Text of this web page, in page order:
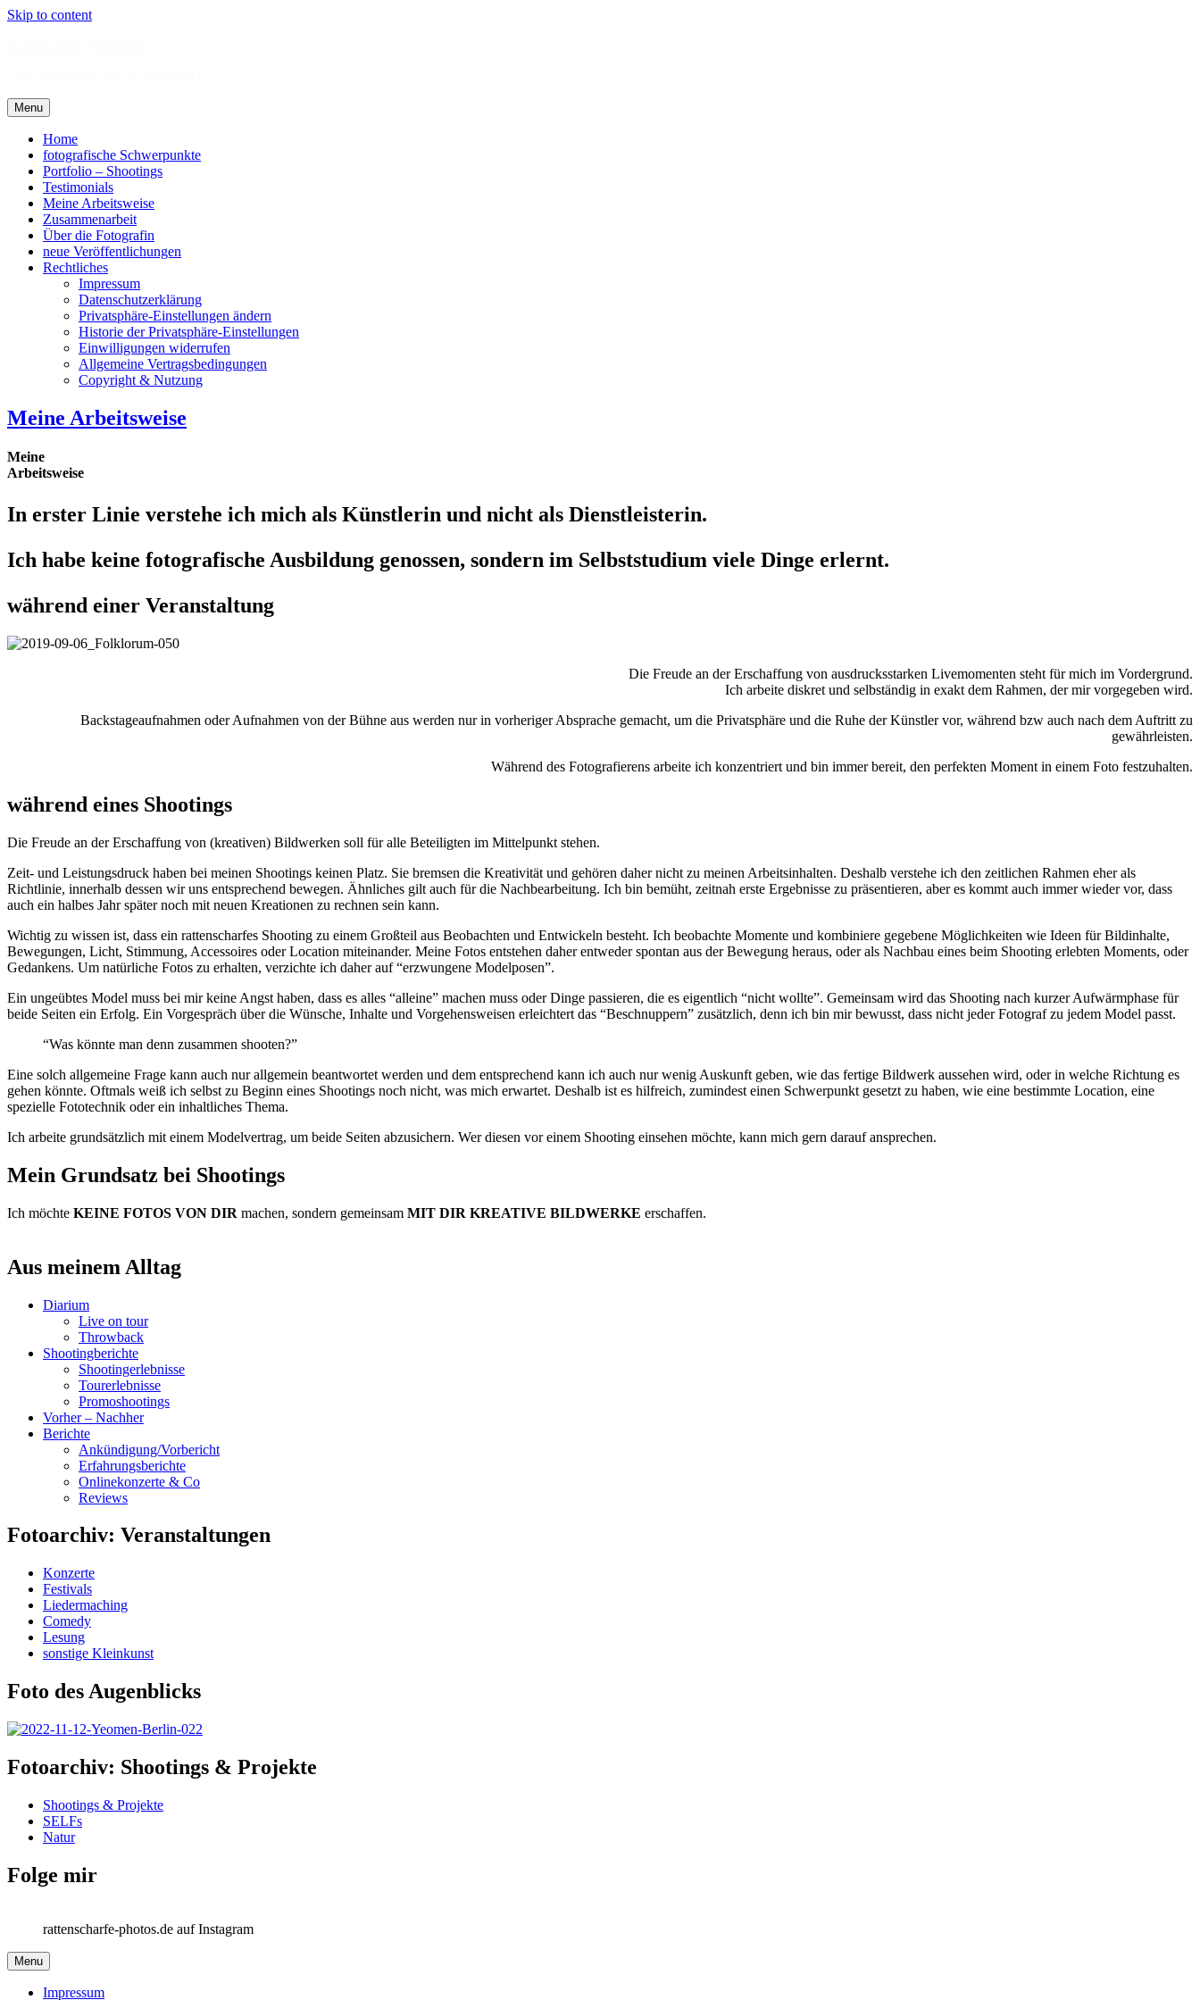
Skip to content
Menu
Home
fotografische Schwerpunkte
Portfolio – Shootings
Testimonials
Meine Arbeitsweise
Zusammenarbeit
Über die Fotografin
neue Veröffentlichungen
Rechtliches
Impressum
Datenschutzerklärung
Privatsphäre-Einstellungen ändern
Historie der Privatsphäre-Einstellungen
Einwilligungen widerrufen
Allgemeine Vertragsbedingungen
Copyright & Nutzung
Meine Arbeitsweise
Meine
Arbeitsweise
In erster Linie verstehe ich mich als Künstlerin und nicht als Dienstleisterin.
Ich habe keine fotografische Ausbildung genossen, sondern im Selbststudium viele Dinge erlernt.
während einer Veranstaltung
Die Freude an der Erschaffung von ausdrucksstarken Livemomenten steht für mich im Vordergrund.
Ich arbeite diskret und selbständig in exakt dem Rahmen, der mir vorgegeben wird.
Backstageaufnahmen oder Aufnahmen von der Bühne aus werden nur in vorheriger Absprache gemacht, um die Privatsphäre und die Ruhe der Künstler vor, während bzw auch nach dem Auftritt zu
gewährleisten.
Während des Fotografierens arbeite ich konzentriert und bin immer bereit, den perfekten Moment in einem Foto festzuhalten.
während eines Shootings
Die Freude an der Erschaffung von (kreativen) Bildwerken soll für alle Beteiligten im Mittelpunkt stehen.
Zeit- und Leistungsdruck haben bei meinen Shootings keinen Platz. Sie bremsen die Kreativität und gehören daher nicht zu meinen Arbeitsinhalten. Deshalb verstehe ich den zeitlichen Rahmen eher als
Richtlinie, innerhalb dessen wir uns entsprechend bewegen. Ähnliches gilt auch für die Nachbearbeitung. Ich bin bemüht, zeitnah erste Ergebnisse zu präsentieren, aber es kommt auch immer wieder vor, dass
auch ein halbes Jahr später noch mit neuen Kreationen zu rechnen sein kann.
Wichtig zu wissen ist, dass ein rattenscharfes Shooting zu einem Großteil aus Beobachten und Entwickeln besteht. Ich beobachte Momente und kombiniere gegebene Möglichkeiten wie Ideen für Bildinhalte,
Bewegungen, Licht, Stimmung, Accessoires oder Location miteinander. Meine Fotos entstehen daher entweder spontan aus der Bewegung heraus, oder als Nachbau eines beim Shooting erlebten Moments, oder
Gedankens. Um natürliche Fotos zu erhalten, verzichte ich daher auf “erzwungene Modelposen”.
Ein ungeübtes Model muss bei mir keine Angst haben, dass es alles “alleine” machen muss oder Dinge passieren, die es eigentlich “nicht wollte”. Gemeinsam wird das Shooting nach kurzer Aufwärmphase für
beide Seiten ein Erfolg. Ein Vorgespräch über die Wünsche, Inhalte und Vorgehensweisen erleichtert das “Beschnuppern” zusätzlich, denn ich bin mir bewusst, dass nicht jeder Fotograf zu jedem Model passt.
“Was könnte man denn zusammen shooten?”
Eine solch allgemeine Frage kann auch nur allgemein beantwortet werden und dem entsprechend kann ich auch nur wenig Auskunft geben, wie das fertige Bildwerk aussehen wird, oder in welche Richtung es
gehen könnte. Oftmals weiß ich selbst zu Beginn eines Shootings noch nicht, was mich erwartet. Deshalb ist es hilfreich, zumindest einen Schwerpunkt gesetzt zu haben, wie eine bestimmte Location, eine
spezielle Fototechnik oder ein inhaltliches Thema.
Ich arbeite grundsätzlich mit einem Modelvertrag, um beide Seiten abzusichern. Wer diesen vor einem Shooting einsehen möchte, kann mich gern darauf ansprechen.
Mein Grundsatz bei Shootings
Ich möchte KEINE FOTOS VON DIR machen, sondern gemeinsam MIT DIR KREATIVE BILDWERKE erschaffen.
Aus meinem Alltag
Diarium
Live on tour
Throwback
Shootingberichte
Shootingerlebnisse
Tourerlebnisse
Promoshootings
Vorher – Nachher
Berichte
Ankündigung/Vorbericht
Erfahrungsberichte
Onlinekonzerte & Co
Reviews
Fotoarchiv: Veranstaltungen
Konzerte
Festivals
Liedermaching
Comedy
Lesung
sonstige Kleinkunst
Foto des Augenblicks
Fotoarchiv: Shootings & Projekte
Shootings & Projekte
SELFs
Natur
Folge mir
rattenscharfe-photos.de auf Instagram
Menu
Impressum